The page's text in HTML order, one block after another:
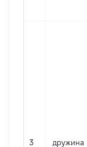
3 дружина